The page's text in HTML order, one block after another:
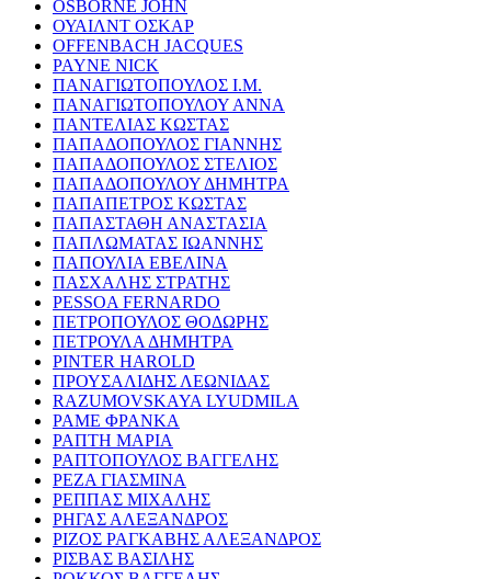
OSBORNE JOHN
ΟΥΑΙΛΝΤ ΟΣΚΑΡ
OFFENBACH JACQUES
PAYNE NICK
ΠΑΝΑΓΙΩΤΟΠΟΥΛΟΣ Ι.Μ.
ΠΑΝΑΓΙΩΤΟΠΟΥΛΟΥ ΑΝΝΑ
ΠΑΝΤΕΛΙΑΣ ΚΩΣΤΑΣ
ΠΑΠΑΔΟΠΟΥΛΟΣ ΓΙΑΝΝΗΣ
ΠΑΠΑΔΟΠΟΥΛΟΣ ΣΤΕΛΙΟΣ
ΠΑΠΑΔΟΠΟΥΛΟΥ ΔΗΜΗΤΡΑ
ΠΑΠΑΠΕΤΡΟΣ ΚΩΣΤΑΣ
ΠΑΠΑΣΤΑΘΗ ΑΝΑΣΤΑΣΙΑ
ΠΑΠΛΩΜΑΤΑΣ ΙΩΑΝΝΗΣ
ΠΑΠΟΥΛΙΑ ΕΒΕΛΙΝΑ
ΠΑΣΧΑΛΗΣ ΣΤΡΑΤΗΣ
PESSOA FERNARDO
ΠΕΤΡΟΠΟΥΛΟΣ ΘΟΔΩΡΗΣ
ΠΕΤΡΟΥΛΑ ΔΗΜΗΤΡΑ
PINTER HAROLD
ΠΡΟΥΣΑΛΙΔΗΣ ΛΕΩΝΙΔΑΣ
RAZUMOVSKAYA LYUDMILA
ΡΑΜΕ ΦΡΑΝΚΑ
ΡΑΠΤΗ ΜΑΡΙΑ
ΡΑΠΤΟΠΟΥΛΟΣ ΒΑΓΓΕΛΗΣ
ΡΕΖΑ ΓΙΑΣΜΙΝΑ
ΡΕΠΠΑΣ ΜΙΧΑΛΗΣ
ΡΗΓΑΣ ΑΛΕΞΑΝΔΡΟΣ
ΡΙΖΟΣ ΡΑΓΚΑΒΗΣ ΑΛΕΞΑΝΔΡΟΣ
ΡΙΣΒΑΣ ΒΑΣΙΛΗΣ